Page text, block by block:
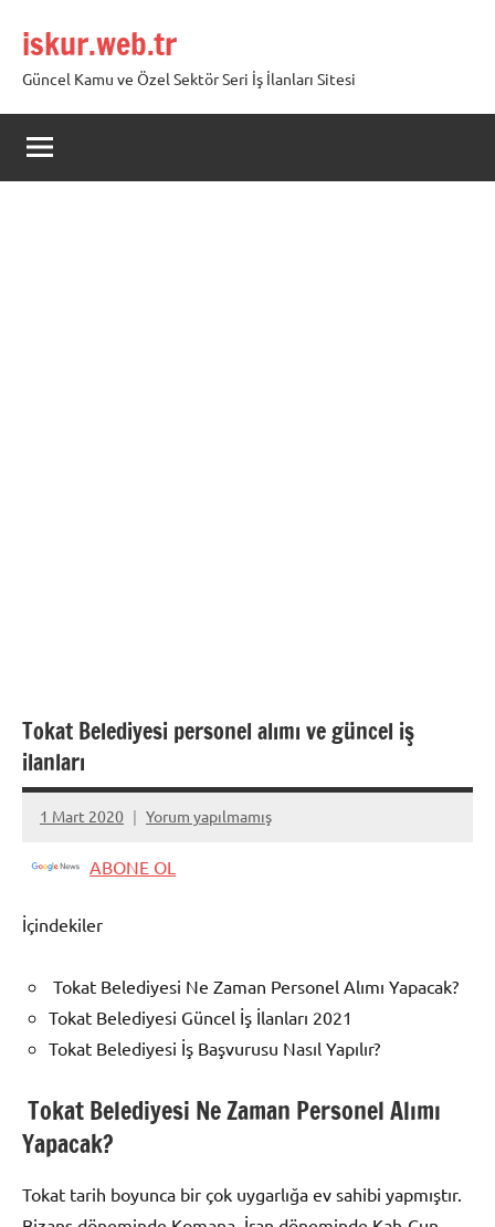
geçiskur.web.tr
Güncel Kamu ve Özel Sektör Seri İş İlanları Sitesi
Tokat Belediyesi personel alımı ve güncel iş
ilanları
1 Mart 2020
admin
Yorum yapılmamış
ABONE OL
İçindekiler
Tokat Belediyesi Ne Zaman Personel Alımı Yapacak?
Tokat Belediyesi Güncel İş İlanları 2021
Tokat Belediyesi İş Başvurusu Nasıl Yapılır?
Tokat Belediyesi Ne Zaman Personel Alımı
Yapacak?
Tokat tarih boyunca bir çok uygarlığa ev sahibi yapmıştır.